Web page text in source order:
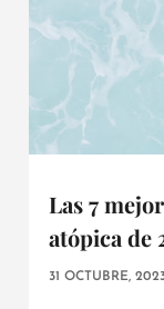
Las 7
atópica de
31 OCTUBRE,